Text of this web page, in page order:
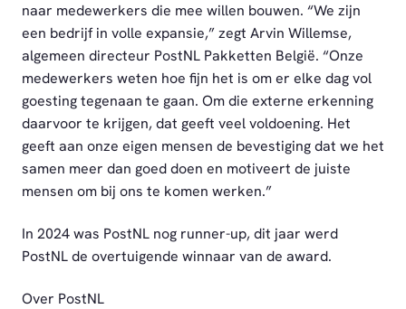
naar medewerkers die mee willen bouwen. “We zijn
een bedrijf in volle expansie,” zegt Arvin Willemse,
algemeen directeur PostNL Pakketten België. “Onze
medewerkers weten hoe fijn het is om er elke dag vol
goesting tegenaan te gaan. Om die externe erkenning
daarvoor te krijgen, dat geeft veel voldoening. Het
geeft aan onze eigen mensen de bevestiging dat we het
samen meer dan goed doen en motiveert de juiste
mensen om bij ons te komen werken.”
In 2024 was PostNL nog runner-up, dit jaar werd
PostNL de overtuigende winnaar van de award.
Over PostNL